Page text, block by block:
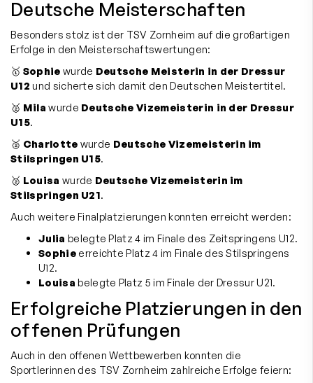
Deutsche Meisterschaften
Besonders stolz ist der TSV Zornheim auf die großartigen
Erfolge in den Meisterschaftswertungen:
🥇 Sophie wurde Deutsche Meisterin in der Dressur
U12 und sicherte sich damit den Deutschen Meistertitel.
🥈 Mila wurde Deutsche Vizemeisterin in der Dressur
U15.
🥈 Charlotte wurde Deutsche Vizemeisterin im
Stilspringen U15.
🥈 Louisa wurde Deutsche Vizemeisterin im
Stilspringen U21.
Auch weitere Finalplatzierungen konnten erreicht werden:
Julia belegte Platz 4 im Finale des Zeitspringens U12.
Sophieerreichte Platz 4 im Finale des Stilspringens
U12.
Louisa belegte Platz 5 im Finale der Dressur U21.
Erfolgreiche Platzierungen in den
offenen Prüfungen
Auch in den offenen Wettbewerben konnten die
Sportlerinnen des TSV Zornheim zahlreiche Erfolge feiern: